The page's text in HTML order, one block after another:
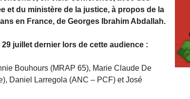
et du ministère de la justice, à propos de la
en France, de Georges Ibrahim Abdallah.
29 juillet dernier lors de cette audience :
Bouhours (MRAP 65), Marie Claude De
Daniel Larregola (ANC – PCF) et José